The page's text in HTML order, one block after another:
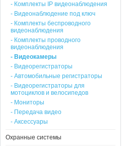
- Комплекты IP видеонаблюдения
- Видеонаблюдение под ключ
- Комплекты беспроводного
видеонаблюдения
- Комплекты проводного
видеонаблюдения
- Видеокамеры
- Видеорегистраторы
- Автомобильные регистраторы
- Видеорегистраторы для
мотоциклов и велосипедов
- Мониторы
- Передача видео
- Аксессуары
Охранные системы